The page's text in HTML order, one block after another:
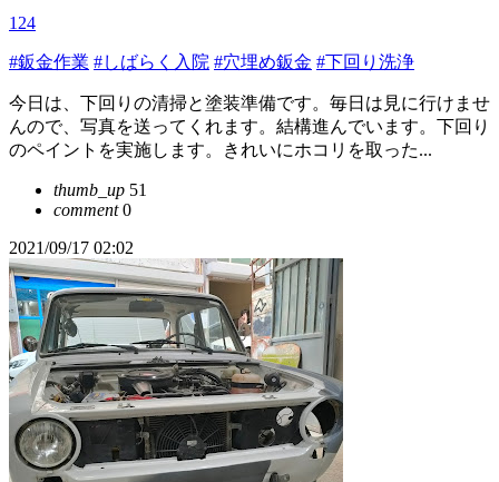
124
#鈑金作業 #しばらく入院 #穴埋め鈑金 #下回り洗浄
今日は、下回りの清掃と塗装準備です。毎日は見に行けませ
んので、写真を送ってくれます。結構進んでいます。下回り
のペイントを実施します。きれいにホコリを取った...
thumb_up 51
comment0
2021/09/17 02:02